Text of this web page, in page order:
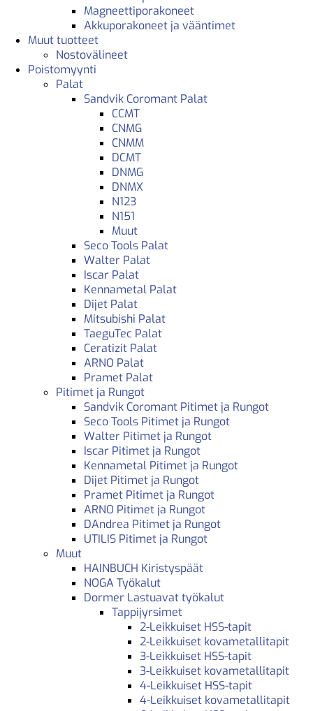
Magneettiporakoneet
Akkuporakoneet ja vääntimet
Muut tuotteet
Nostovälineet
Poistomyynti
Palat
Sandvik Coromant Palat
CCMT
CNMG
CNMM
DCMT
DNMG
DNMX
N123
N151
Muut
Seco Tools Palat
Walter Palat
Iscar Palat
Kennametal Palat
Dijet Palat
Mitsubishi Palat
TaeguTec Palat
Ceratizit Palat
ARNO Palat
Pramet Palat
Pitimet ja Rungot
Sandvik Coromant Pitimet ja Rungot
Seco Tools Pitimet ja Rungot
Walter Pitimet ja Rungot
Iscar Pitimet ja Rungot
Kennametal Pitimet ja Rungot
Dijet Pitimet ja Rungot
Pramet Pitimet ja Rungot
ARNO Pitimet ja Rungot
DAndrea Pitimet ja Rungot
UTILIS Pitimet ja Rungot
Muut
HAINBUCH Kiristyspäät
NOGA Työkalut
Dormer Lastuavat työkalut
Tappijyrsimet
2-Leikkuiset HSS-tapit
2-Leikkuiset kovametallitapit
3-Leikkuiset HSS-tapit
3-Leikkuiset kovametallitapit
4-Leikkuiset HSS-tapit
4-Leikkuiset kovametallitapit